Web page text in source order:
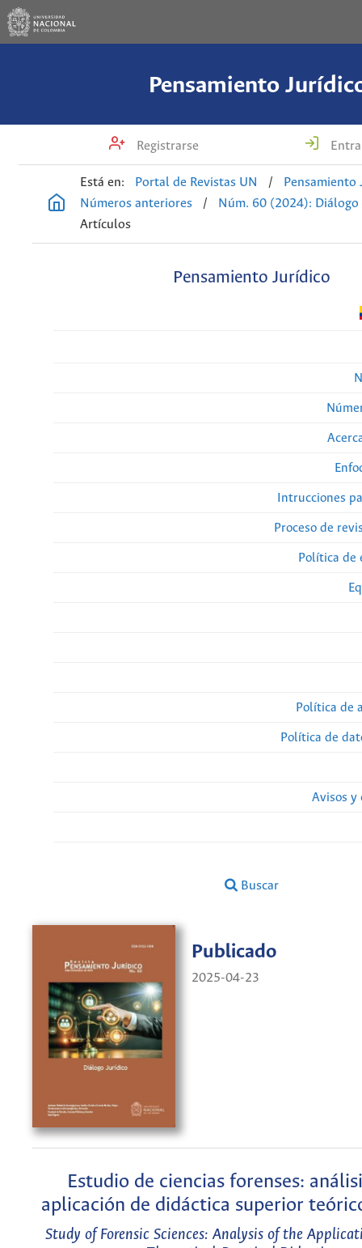
Pensamiento
Registrarse
Está en: Portal de Revistas UN /
Pensamiento
Números anteriores
/
Núm. 60 (2024): Diálogo
Artículos
Pensamiento Jurídico
Intrucciones
Proceso de
Política
Política de
Política de
Avisos y
Buscar
Publicado
2025-04-23
Estudio de ciencias forenses:
aplicación de didáctica superior
Study of Forensic Sciences: Analysis of the